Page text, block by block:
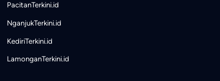
PacitanTerkini.id
NganjukTerkini.id
KediriTerkini.id
LamonganTerkini.id